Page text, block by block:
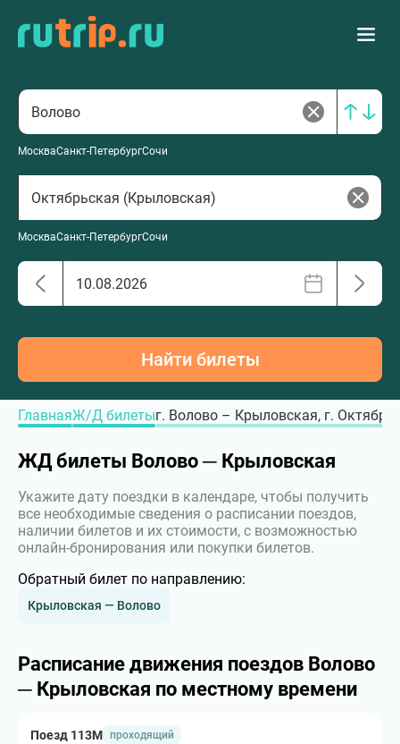
МоскваСанкт-ПетербургСочи
МоскваСанкт-ПетербургСочи
Найти билеты
ГлавнаяЖ/Д билетыг. Волово – Крыловская, г.
ЖД билеты Волово ─ Крыловская
Укажите дату поездки в календаре, чтобы получить
все необходимые сведения о расписании поездов,
наличии билетов и их стоимости, с возможностью
онлайн-бронирования или покупки билетов.
Обратный билет по направлению:
Крыловская — Волово
Расписание движения поездов Волово
─ Крыловская по местному времени
Поезд 113М проходящий